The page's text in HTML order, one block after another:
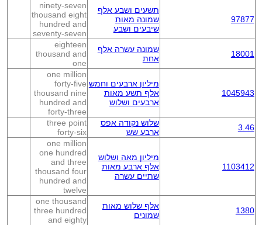
97877
תשעים ושבע אלף
שמונה מאות
שיבעים ושבע
ninety-seven
thousand eight
hundred and
seventy-seven
18001
שמונה עשרה אלף
אחת
eighteen
thousand and
one
1045943
מיליון ארבעים וחמש
אלף תשע מאות
ארבעים ושלוש
one million
forty-five
thousand nine
hundred and
forty-three
3.46
שלוש נקודה אפס
ארבע שש
three point
forty-six
1103412
מיליון מאה ושלוש
אלף ארבע מאות
שתיים עשרה
one million
one hundred
and three
thousand four
hundred and
twelve
1380
אלף שלוש מאות
שמונים
one thousand
three hundred
and eighty